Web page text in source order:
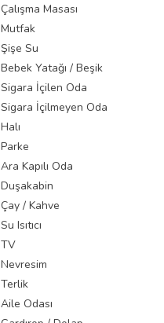
Çalışma Masası
Mutfak
Şişe Su
Bebek Yatağı / Beşik
Sigara İçilen Oda
Sigara İçilmeyen Oda
Halı
Parke
Ara Kapılı Oda
Duşakabin
Çay / Kahve
Su Isıtıcı
TV
Nevresim
Terlik
Aile Odası